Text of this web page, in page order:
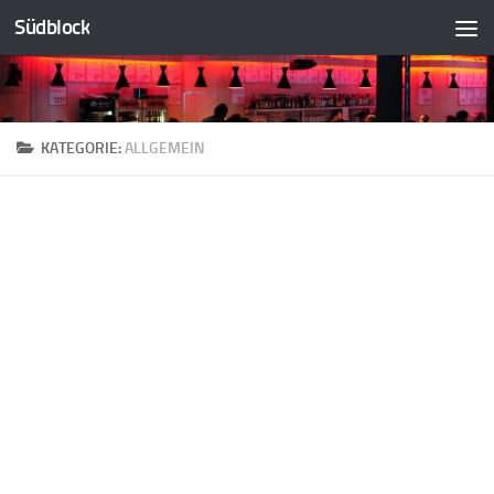
Zum Inhalt springen
Südblock
KATEGORIE:ALLGEMEIN